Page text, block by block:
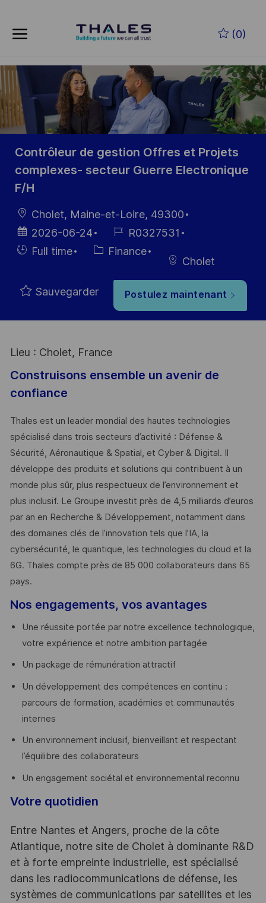
(0)
-
Contrôleur de gestion Offres et Projets
complexes- secteur Guerre Electronique
F/H
localisation
Cholet, Maine-et-Loire, 49300
Date
d’affichage
2026-06-24
Référence
du poste
R0327531
HiringFull time Catégorie
Finance
Cholet
Sauvegarder Postulez maintenant
Lieu : Cholet, France
Construisons ensemble un avenir de
confiance
Thales est un leader mondial des hautes technologies
spécialisé dans trois secteurs d’activité : Défense &
Sécurité, Aéronautique & Spatial, et Cyber & Digital. Il
développe des produits et solutions qui contribuent à un
monde plus sûr, plus respectueux de l’environnement et
plus inclusif. Le Groupe investit près de 4,5 milliards d’euros
par an en Recherche & Développement, notamment dans
des domaines clés de l’innovation tels que l’IA, la
cybersécurité, le quantique, les technologies du cloud et la
6G. Thales compte près de 85 000 collaborateurs dans 65
pays. ​
Nos engagements, vos avantages
Une réussite portée par notre excellence technologique,
votre expérience et notre ambition partagée
Un package de rémunération attractif
Un développement des compétences en continu :
parcours de formation, académies et communautés
internes
Un environnement inclusif, bienveillant et respectant
l’équilibre des collaborateurs
Un engagement sociétal et environnemental reconnu
Votre quotidien
Entre Nantes et Angers, proche de la côte
Atlantique, notre site de Cholet à dominante R&D
et à forte empreinte industrielle, est spécialisé
dans les radiocommunications de défense, les
systèmes de communications par satellites et les